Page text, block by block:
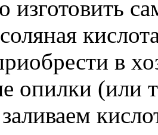
изготовить
в
опилки (или